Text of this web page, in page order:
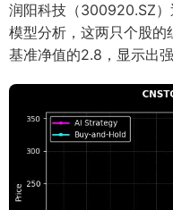
润阳科技（300920.SZ
模型分析，这两只个股
基准净值的2.8，显示出强